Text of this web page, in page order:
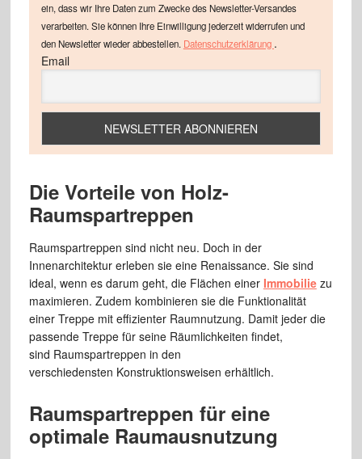
ein, dass wir Ihre Daten zum Zwecke des Newsletter-Versandes
verarbeiten. Sie können Ihre Einwilligung jederzeit widerrufen und
den Newsletter wieder abbestellen. Datenschutzerklärung .
Email
Die Vorteile von Holz-
Raumspartreppen
Raumspartreppen sind nicht neu. Doch in der
Innenarchitektur erleben sie eine Renaissance. Sie sind
ideal, wenn es darum geht, die Flächen einer Immobiliezu
maximieren. Zudem kombinieren sie die Funktionalität
einer Treppe mit effizienter Raumnutzung. Damit jeder die
passende Treppe für seine Räumlichkeiten findet,
sind Raumspartreppen in den
verschiedensten Konstruktionsweisen erhältlich.
Raumspartreppen für eine
optimale Raumausnutzung